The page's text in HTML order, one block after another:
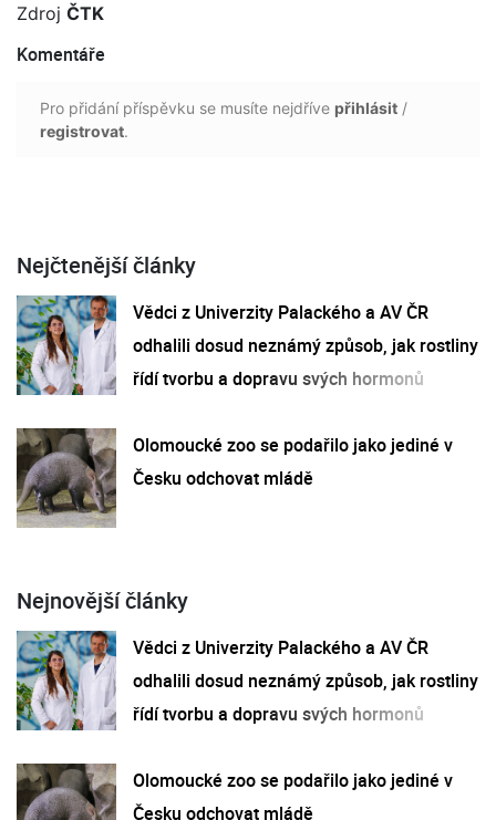
Zdroj ČTK
Komentáře
Pro přidání příspěvku se musíte nejdříve přihlásit /
registrovat.
Nejčtenější články
Vědci z Univerzity Palackého a AV ČR
odhalili dosud neznámý způsob, jak rostliny
řídí tvorbu a dopravu svých hormonů
Olomoucké zoo se podařilo jako jediné v
Česku odchovat mládě
Nejnovější články
Vědci z Univerzity Palackého a AV ČR
odhalili dosud neznámý způsob, jak rostliny
řídí tvorbu a dopravu svých hormonů
Olomoucké zoo se podařilo jako jediné v
Česku odchovat mládě